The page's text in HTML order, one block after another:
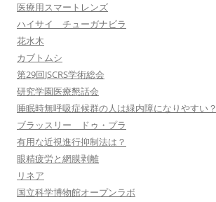
医療用スマートレンズ
ハイサイ チューガナビラ
花水木
カブトムシ
第29回JSCRS学術総会
研究学園医療懇話会
睡眠時無呼吸症候群の人は緑内障になりやすい？
ブラッスリー ドゥ・プラ
有用な近視進行抑制法は？
眼精疲労と網膜剥離
リネア
国立科学博物館オープンラボ